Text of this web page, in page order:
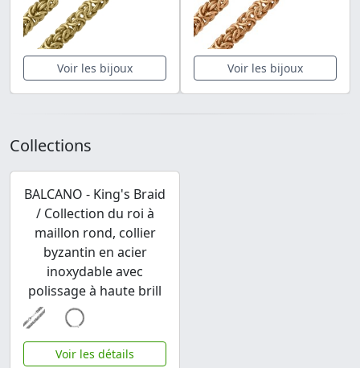
Voir les bijoux Voir les bijoux
Collections
BALCANO - King's Braid
/ Collection du roi à
maillon rond, collier
byzantin en acier
inoxydable avec
polissage à haute brill
Voir les détails